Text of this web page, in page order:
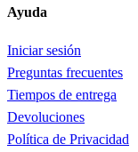
Ayuda
Iniciar sesión
Preguntas frecuentes
Tiempos de entrega
Devoluciones
Política de Privacidad